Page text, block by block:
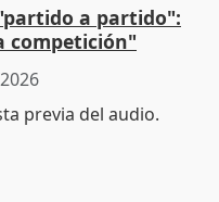
a partido":
competición"